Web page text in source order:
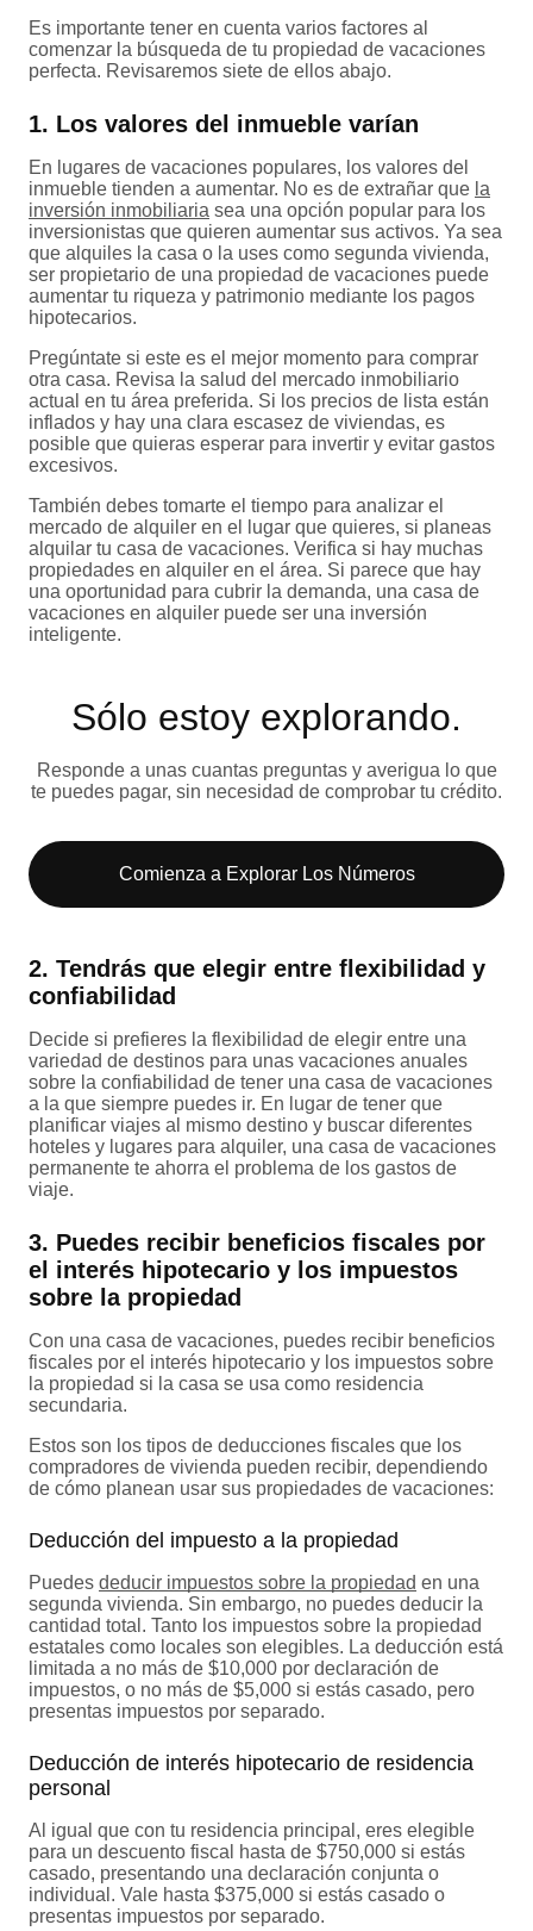
Es importante tener en cuenta varios factores al
comenzar la búsqueda de tu propiedad de vacaciones
perfecta. Revisaremos siete de ellos abajo.
1. Los valores del inmueble varían
En lugares de vacaciones populares, los valores del
inmueble tienden a aumentar. No es de extrañar que la
inversión inmobiliaria sea una opción popular para los
inversionistas que quieren aumentar sus activos. Ya sea
que alquiles la casa o la uses como segunda vivienda,
ser propietario de una propiedad de vacaciones puede
aumentar tu riqueza y patrimonio mediante los pagos
hipotecarios.
Pregúntate si este es el mejor momento para comprar
otra casa. Revisa la salud del mercado inmobiliario
actual en tu área preferida. Si los precios de lista están
inflados y hay una clara escasez de viviendas, es
posible que quieras esperar para invertir y evitar gastos
excesivos.
También debes tomarte el tiempo para analizar el
mercado de alquiler en el lugar que quieres, si planeas
alquilar tu casa de vacaciones. Verifica si hay muchas
propiedades en alquiler en el área. Si parece que hay
una oportunidad para cubrir la demanda, una casa de
vacaciones en alquiler puede ser una inversión
inteligente.
Sólo estoy explorando​.
Responde a unas cuantas preguntas y averigua lo que
te puedes pagar, sin necesidad de comprobar tu crédito.
Comienza a Explorar Los Números​
2. Tendrás que elegir entre flexibilidad y
confiabilidad
Decide si prefieres la flexibilidad de elegir entre una
variedad de destinos para unas vacaciones anuales
sobre la confiabilidad de tener una casa de vacaciones
a la que siempre puedes ir. En lugar de tener que
planificar viajes al mismo destino y buscar diferentes
hoteles y lugares para alquiler, una casa de vacaciones
permanente te ahorra el problema de los gastos de
viaje.
3. Puedes recibir beneficios fiscales por
el interés hipotecario y los impuestos
sobre la propiedad
Con una casa de vacaciones, puedes recibir beneficios
fiscales por el interés hipotecario y los impuestos sobre
la propiedad si la casa se usa como residencia
secundaria.
Estos son los tipos de deducciones fiscales que los
compradores de vivienda pueden recibir, dependiendo
de cómo planean usar sus propiedades de vacaciones:
Deducción del impuesto a la propiedad
Puedes deducir impuestos sobre la propiedad en una
segunda vivienda. Sin embargo, no puedes deducir la
cantidad total. Tanto los impuestos sobre la propiedad
estatales como locales son elegibles. La deducción está
limitada a no más de $10,000 por declaración de
impuestos, o no más de $5,000 si estás casado, pero
presentas impuestos por separado.
Deducción de interés hipotecario de residencia
personal
Al igual que con tu residencia principal, eres elegible
para un descuento fiscal hasta de $750,000 si estás
casado, presentando una declaración conjunta o
individual. Vale hasta $375,000 si estás casado o
presentas impuestos por separado.